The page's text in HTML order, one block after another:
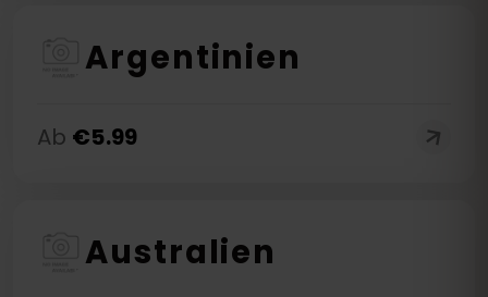
Argentinien
Ab €5.99
Australien